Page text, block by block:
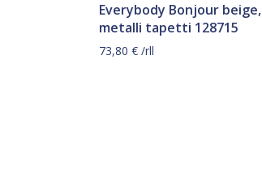
Everybody Bonjour beige,
metalli tapetti 128715
73,80 € /rll